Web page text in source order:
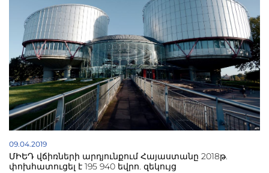
09.04.2019
ՄԻԵԴ վճիռների արդյունքում Հայաստանը 2018թ.
փոխհատուցել է 195 940 եվրո. զեկույց